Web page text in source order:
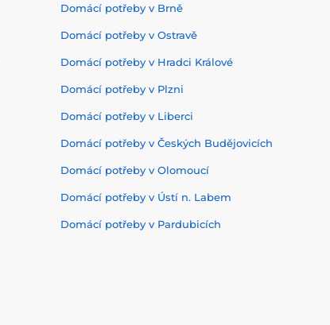
Domácí potřeby v Brně
Domácí potřeby v Ostravě
Domácí potřeby v Hradci Králové
Domácí potřeby v Plzni
Domácí potřeby v Liberci
Domácí potřeby v Českých Budějovicích
Domácí potřeby v Olomoucí
Domácí potřeby v Ústí n. Labem
Domácí potřeby v Pardubicích